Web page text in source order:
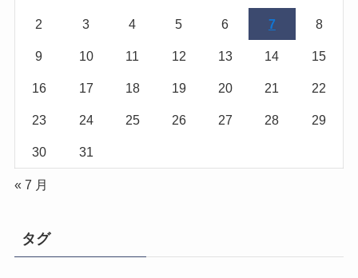
2 3 4 5 6 7 8
9 10 11 12 13 14 15
16 17 18 19 20 21 22
23 24 25 26 27 28 29
30 31
« 7 月
タグ